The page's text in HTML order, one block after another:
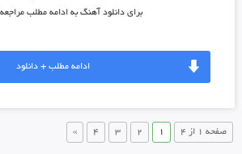
برای دانلود آهنگ به ادامه مطلب
ادامه مطلب + دانلود
صفحه 1 از 4 1
2
3
4
»